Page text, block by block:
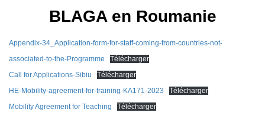
BLAGA en Roumanie
Appendix-34_Application-form-for-staff-coming-from-countries-not-
associated-to-the-Programme
Télécharger
Call for Applications-Sibiu
Télécharger
HE-Mobility-agreement-for-training-KA171-2023
Télécharger
Mobility Agreement for Teaching
Télécharger